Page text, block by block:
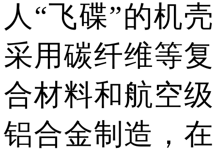
人“飞碟”的机壳
采用碳纤维等复
合材料和航空级
铝合金制造，在